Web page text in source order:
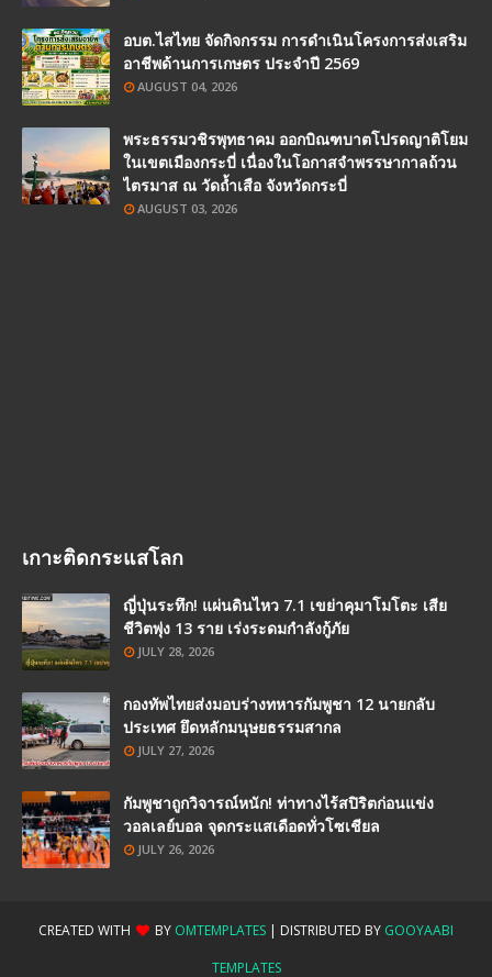
อบต.ไสไทย จัดกิจกรรม การดำเนินโครงการส่งเสริม
อาชีพด้านการเกษตร ประจำปี 2569
AUGUST 04, 2026
พระธรรมวชิรพุทธาคม ออกบิณฑบาตโปรดญาติโยม
ในเขตเมืองกระบี่ เนื่องในโอกาสจำพรรษากาลถ้วน
ไตรมาส ณ วัดถ้ำเสือ จังหวัดกระบี่
AUGUST 03, 2026
เกาะติดกระแสโลก
ญี่ปุ่นระทึก! แผ่นดินไหว 7.1 เขย่าคุมาโมโตะ เสีย
ชีวิตพุ่ง 13 ราย เร่งระดมกำลังกู้ภัย
JULY 28, 2026
กองทัพไทยส่งมอบร่างทหารกัมพูชา 12 นายกลับ
ประเทศ ยึดหลักมนุษยธรรมสากล
JULY 27, 2026
กัมพูชาถูกวิจารณ์หนัก! ท่าทางไร้สปิริตก่อนแข่ง
วอลเลย์บอล จุดกระแสเดือดทั่วโซเชียล
JULY 26, 2026
CREATED WITH BY OMTEMPLATES | DISTRIBUTED BY GOOYAABI
TEMPLATES